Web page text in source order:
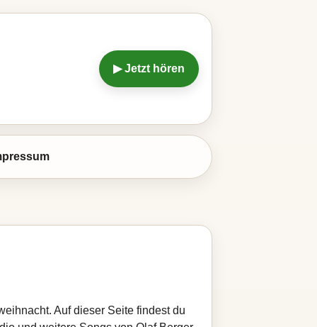
▶ Jetzt hören
Auf dieser Seite findest du